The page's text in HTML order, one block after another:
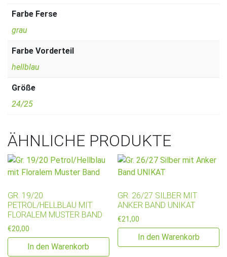
Farbe Ferse
grau
Farbe Vorderteil
hellblau
Größe
24/25
ÄHNLICHE PRODUKTE
GR. 19/20
PETROL/HELLBLAU MIT
FLORALEM MUSTER BAND
€20,00
In den Warenkorb
GR. 26/27 SILBER MIT
ANKER BAND UNIKAT
€21,00
In den Warenkorb